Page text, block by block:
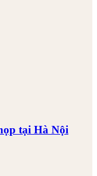
tại Hà Nội